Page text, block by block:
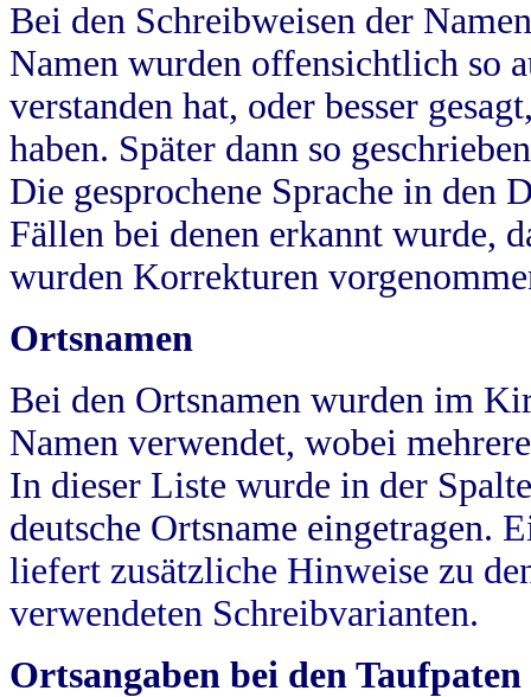
Bei den Schreibweisen der
Namen wurden offensichtlich so
verstanden hat, oder besser
haben. Später dann so
Die gesprochene Sprache in
Fällen bei denen erkannt wurde,
wurden Korrekturen
Ortsnamen
Bei den Ortsnamen wurden im
Namen verwendet, wobei
In dieser Liste wurde in der
deutsche Ortsname eingetragen.
liefert zusätzliche Hinweise zu
verwendeten Schreibvarianten.
Ortsangaben bei den Taufpaten